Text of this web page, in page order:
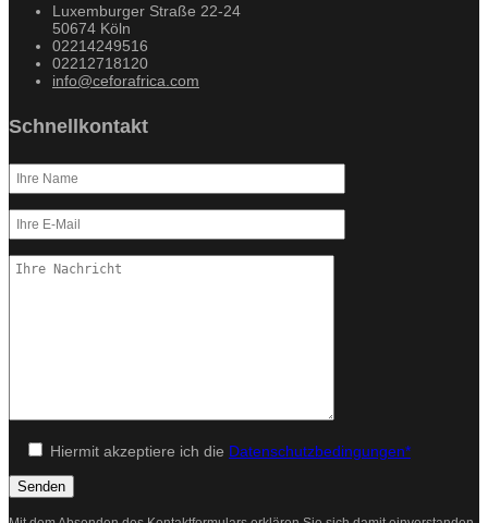
Luxemburger Straße 22-24
50674 Köln
02214249516
02212718120
info@ceforafrica.com
Schnellkontakt
Hiermit akzeptiere ich die Datenschutzbedingungen*